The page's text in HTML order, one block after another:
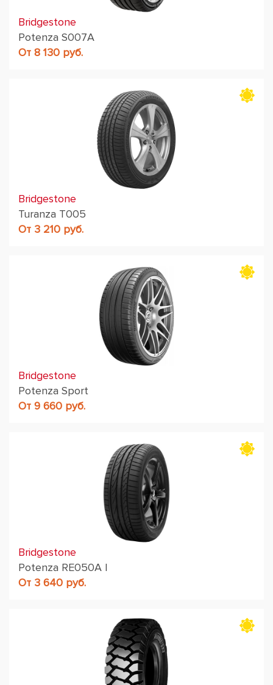
Bridgestone
Potenza S007A
От 8 130 руб.
Bridgestone
Turanza T005
От 3 210 руб.
Bridgestone
Potenza Sport
От 9 660 руб.
Bridgestone
Potenza RE050A I
От 3 640 руб.